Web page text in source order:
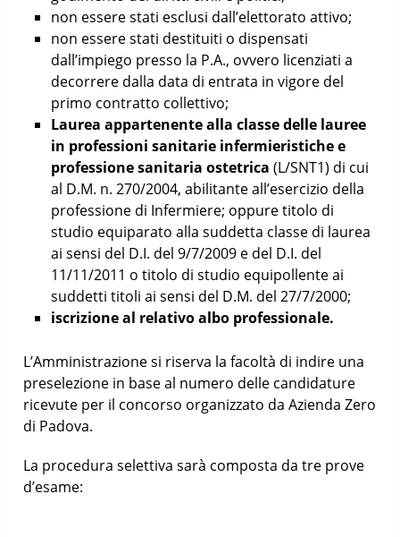
non essere stati esclusi dall’elettorato attivo;
non essere stati destituiti o dispensati
dall’impiego presso la P.A., ovvero licenziati a
decorrere dalla data di entrata in vigore del
primo contratto collettivo;
Laurea appartenente alla classe delle lauree
in professioni sanitarie infermieristiche e
professione sanitaria ostetrica (L/SNT1) di cui
al D.M. n. 270/2004, abilitante all’esercizio della
professione di Infermiere; oppure titolo di
studio equiparato alla suddetta classe di laurea
ai sensi del D.I. del 9/7/2009 e del D.I. del
11/11/2011 o titolo di studio equipollente ai
suddetti titoli ai sensi del D.M. del 27/7/2000;
iscrizione al relativo albo professionale.
L’Amministrazione si riserva la facoltà di indire una
preselezione in base al numero delle candidature
ricevute per il concorso organizzato da Azienda Zero
di Padova.
La procedura selettiva sarà composta da tre prove
d’esame: